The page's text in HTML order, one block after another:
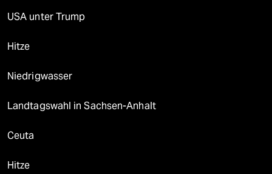
USA unter Trump
Hitze
Niedrigwasser
Landtagswahl in Sachsen-Anhalt
Ceuta
Hitze